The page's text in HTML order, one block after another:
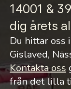
14001 &
dig årets
Du hittar oss
Gislaved,
Kontakta oss
från det lilla